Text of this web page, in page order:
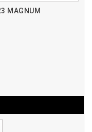
MAGNUM